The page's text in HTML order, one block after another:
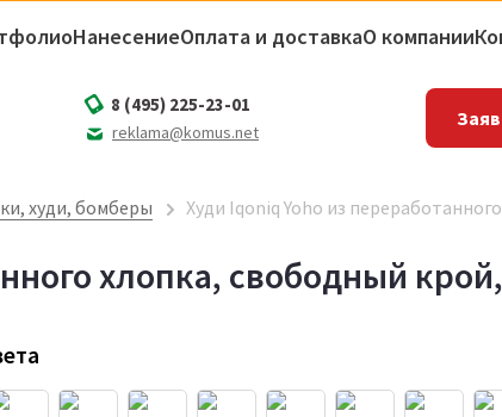
НанесениеОплата и доставкаО компании
8 (495) 225-23-01
reklama@komus.net
худи, бомберы Худи Iqoniq Yoho из
хлопка, свободный